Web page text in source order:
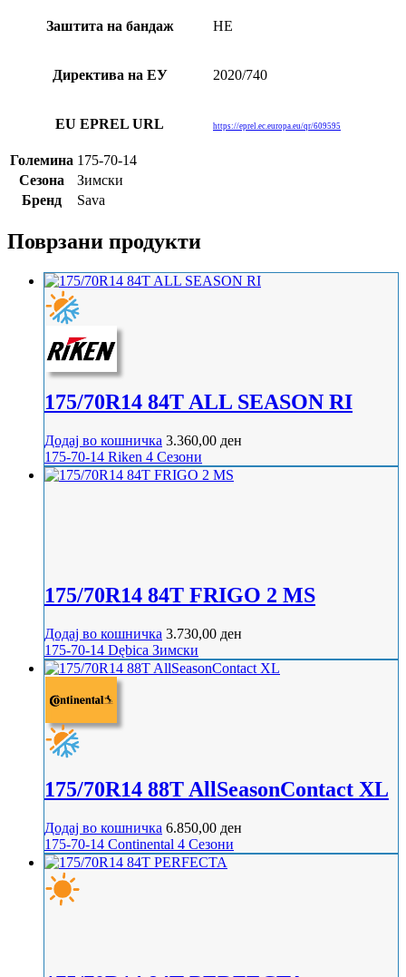
Заштита на бандаж НЕ
Директива на ЕУ 2020/740
EU EPREL URL https://eprel.ec.europa.eu/qr/609595
Големина 175-70-14
Сезона
Зимски
Бренд
Sava
Поврзани продукти
175/70R14 84T ALL SEASON RI
Додај во кошничка 3.360,00 ден
175-70-14 Riken 4 Сезони
175/70R14 84T FRIGO 2 MS
Додај во кошничка 3.730,00 ден
175-70-14 Dębica Зимски
175/70R14 88T AllSeasonContact XL
Додај во кошничка 6.850,00 ден
175-70-14 Continental 4 Сезони